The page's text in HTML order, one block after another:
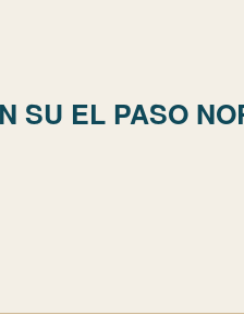
SU EL PASO